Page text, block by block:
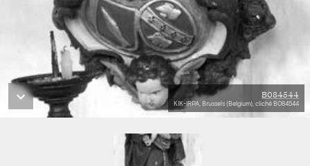
B084544
KIK-IRPA, Brussels (Belgium), cliché B084544